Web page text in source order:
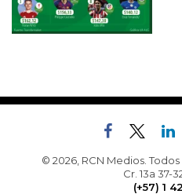
© 2026, RCN Medios.
Cr. 13a 37-
(+57) 1